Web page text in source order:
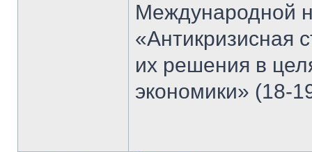
Международной
«Антикризисная
их решения в
экономики» (18-